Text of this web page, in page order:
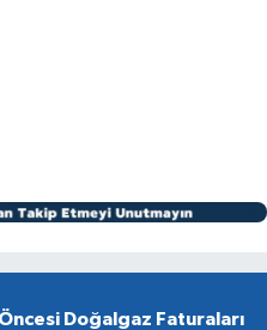
Öncesi Doğalgaz Faturaları